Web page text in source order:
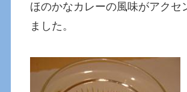
ほのかなカレーの風味がアクセ
ました。